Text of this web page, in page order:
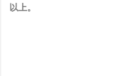
以上。